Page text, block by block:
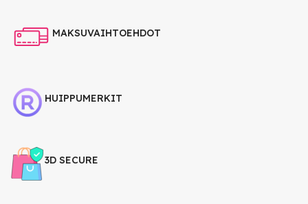
MAKSUVAIHTOEHDOT
HUIPPUMERKIT
3D SECURE